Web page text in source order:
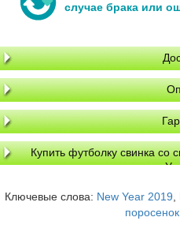
случае брака или
Купить футболку свинка со
Ключевые слова: New Year 2019
поросенок,